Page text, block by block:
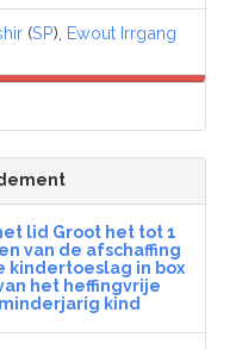
(SP), Ewout Irrgang
lid Groot het tot 1
van de afschaffing
kindertoeslag in box
het heffingvrije
kind